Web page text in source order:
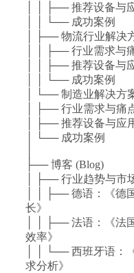
│ │ ├── 推荐设备与
│ │ └── 成功案例
│ ├── 物流行业解决
│ │ ├── 行业需求与
│ │ ├── 推荐设备与
│ │ └── 成功案例
│ └── 制造业解决方
│ ├── 行业需求与痛
│ ├── 推荐设备与应
│ └── 成功案例
├── 博客 (Blog)
│ ├── 行业趋势与市
│ │ ├── 德语：《德
长》
│ │ ├── 法语：《法
效率》
│ │ └── 西班牙语：
求分析》